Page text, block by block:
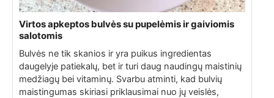
Virtos apkeptos bulvės su pupelėmis ir gaiviomis
salotomis
Bulvės ne tik skanios ir yra puikus ingredientas
daugelyje patiekalų, bet ir turi daug naudingų maistinių
medžiagų bei vitaminų. Svarbu atminti, kad bulvių
maistingumas skiriasi priklausimai nuo jų veislės,